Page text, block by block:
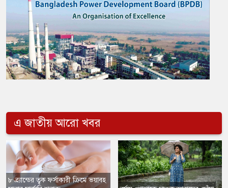
এ জাতীয় আরো খবর
৮ ব্র্যান্ডের ত্বক ফর্সাকারী ক্রিমে ভয়াবহ